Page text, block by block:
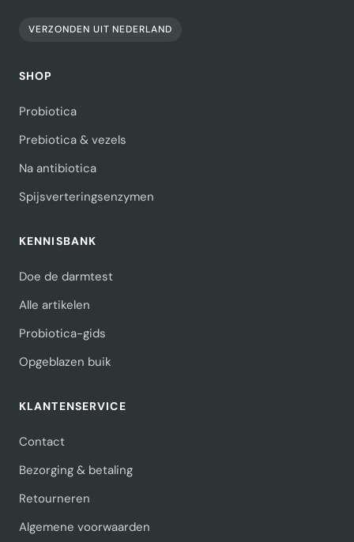
VERZONDEN UIT NEDERLAND
SHOP
Probiotica
Prebiotica & vezels
Na antibiotica
Spijsverteringsenzymen
KENNISBANK
Doe de darmtest
Alle artikelen
Probiotica-gids
Opgeblazen buik
KLANTENSERVICE
Contact
Bezorging & betaling
Retourneren
Algemene voorwaarden